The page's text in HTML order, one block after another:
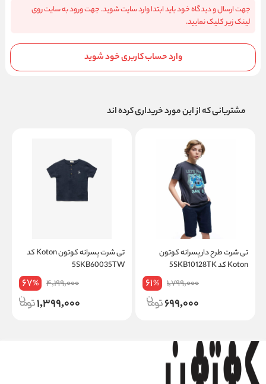
جهت ارسال و دیدگاه خود باید ابتدا وارد سایت شوید. جهت ورود به سایت روی
لینک زیر کلیک نمایید.
وارد حساب کاربری خود شوید
مشتریانی که از این مورد خریداری کرده اند
تی شرت طرح دار پسرانه کوتون
Koton کد 5SKB10128TK
1,799,000
61%
699,000
تی شرت پسرانه کوتون Koton کد
5SKB60035TW
4,199,000
67%
1,399,000